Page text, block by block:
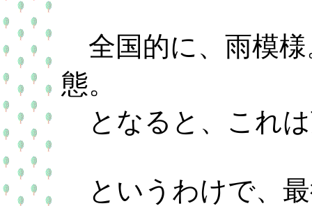
全国的に、雨模様
態。
となると、これ
というわけで、